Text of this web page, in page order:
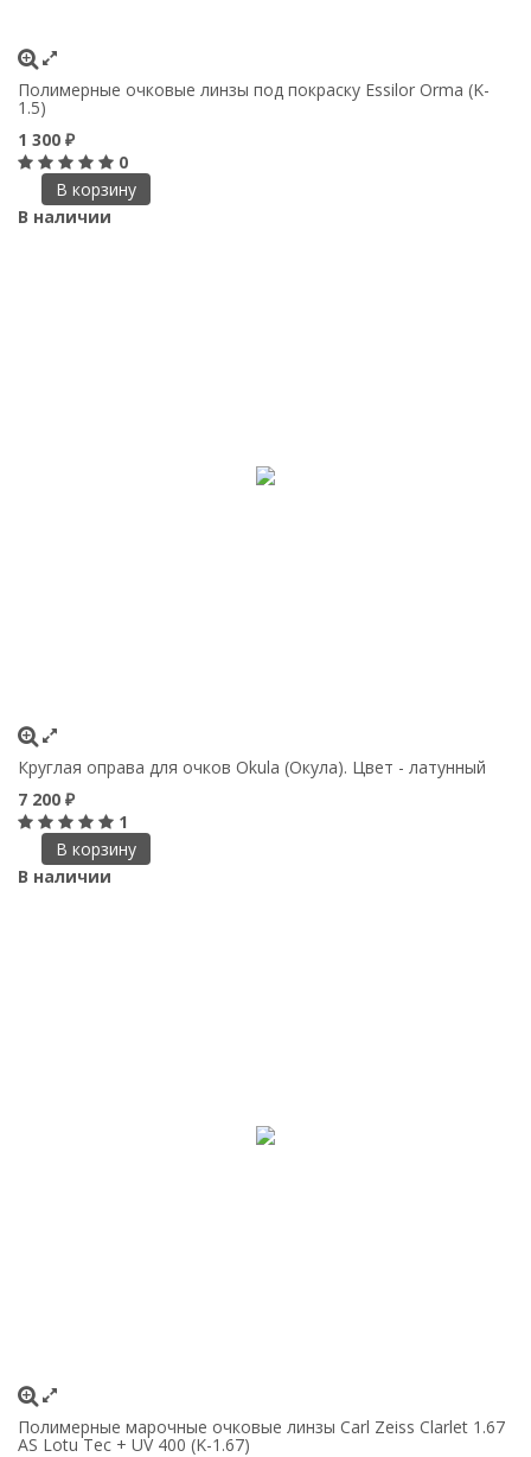
Полимерные очковые линзы под покраску Essilor Orma (K-
1.5)
1 300 ₽
0
В корзину
В наличии
Круглая оправа для очков Okula (Окула). Цвет - латунный
7 200 ₽
1
В корзину
В наличии
Полимерные марочные очковые линзы Carl Zeiss Clarlet 1.67
AS Lotu Tec + UV 400 (K-1.67)